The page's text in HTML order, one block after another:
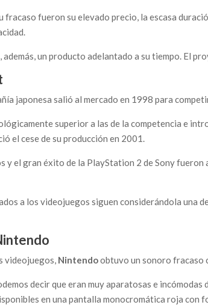
fracaso fueron su elevado precio, la escasa
además, un producto adelantado a su tiempo. El
japonesa salió al mercado en 1998 para
superior a las de la competencia e
el cese de su producción en 2001.
y el gran éxito de la PlayStation 2 de Sony fueron
a los videojuegos siguen considerándola una
videojuegos, Nintendoobtuvo un sonoro fracaso
decir que eran muy aparatosas e
en una pantalla monocromática roja con